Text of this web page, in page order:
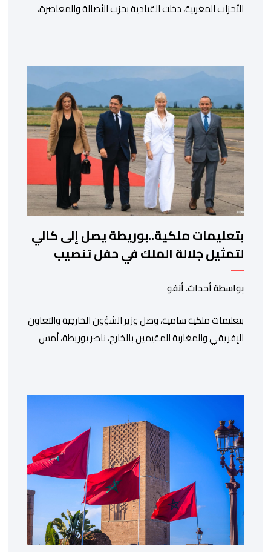
الأحزاب المغربية، دخلت القيادية بحزب الأصالة والمعاصرة،
خلفية اتهامات سبق أن وجهها هذا الأخير إلى حزب ” البام ”
وربطه بملف المخدرات.المنصوري أكدت أن بنكيران ” ما غير
اليوم […]
بتعليمات ملكية..بوريطة يصل إلى كالي
لتمثيل جلالة الملك في حفل تنصيب
الرئيس الكولومبي الجديد
بواسطة أحداث. أنفو
بتعليمات ملكية سامية، وصل وزير الشؤون الخارجية والتعاون
الإفريقي والمغاربة المقيمين بالخارج، ناصر بوريطة، أمس
الكولومبي الجديد. وكان في استقبال بوريطة، لدى وصوله،
حاكمة منطقة فال ديل كاوكا، السيدة ديليا فرانسيسكا
تورو، وعمدة سانتياغو دي كالي، السيد ألفارو أليخاندرو […]